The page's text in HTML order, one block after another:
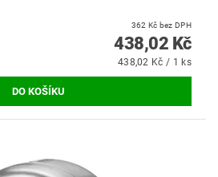
362 Kč bez DPH
438,02 Kč
438,02 Kč / 1 ks